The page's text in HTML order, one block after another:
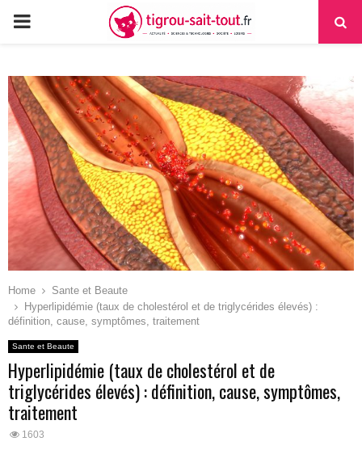
PRIMARY
Home
Sante et Beaute
Hyperlipidémie (taux de cholestérol et de triglycérides élevés) :
définition, cause, symptômes, traitement
Sante et Beaute
Hyperlipidémie (taux de cholestérol et de
triglycérides élevés) : définition, cause, symptômes,
traitement
1603